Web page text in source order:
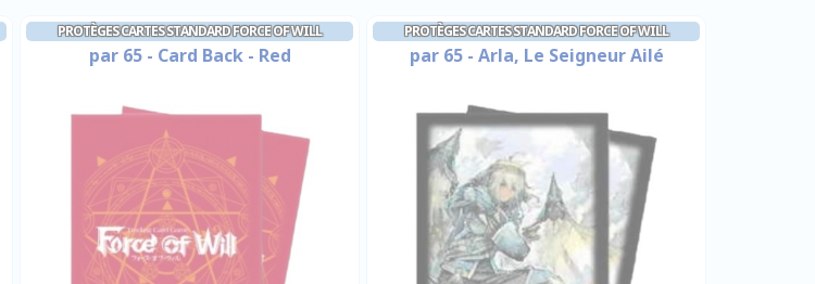
PROTÈGES CARTES STANDARD FORCE OF WILL
par 65 - Card Back - Red
PROTÈGES CARTES STANDARD FORCE OF WILL
par 65 - Arla, Le Seigneur Ailé